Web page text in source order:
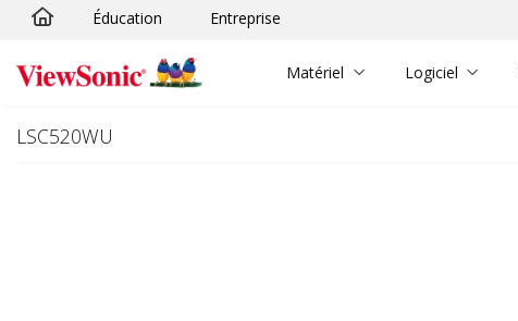
Passer au contenu principal
Éducation Entreprise
Matériel Logiciel
LSC520WU